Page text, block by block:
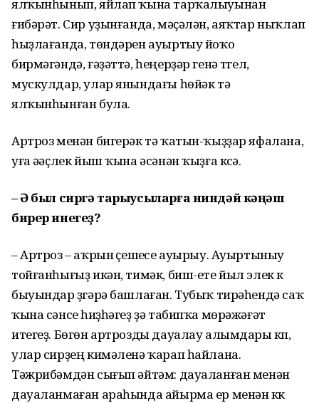
ялҡынһынып, яйлап ҡына тарҡалыуынан
ғибәрәт. Сир уҙынғанда, мәҫәлән, аяҡтар ныҡлап
һыҙлағанда, төндәрен ауыртыу йоҡо
бирмәгәндә, ғәҙәттә, һеңерҙәр генә түгел,
мускулдар, улар янындағы һөйәк тә
ялҡынһынған була.
Артроз менән бигерәк тә ҡатын-ҡыҙҙар яфалана,
уға әүәҫлек йыш ҡына әсәнән ҡыҙға күсә.
– Ә был сиргә тарыусыларға ниндәй кәңәш
бирер инегеҙ?
– Артроз – аҡрын үҫешеүсе ауырыу. Ауыртыныу
тойғанһығыҙ икән, тимәк, биш-ете йыл элек үк
быуындар үҙгәрә башлаған. Тубыҡ тирәһендә саҡ
ҡына сәнсеү һиҙһәгеҙ ҙә табипҡа мөрәжәғәт
итегеҙ. Бөгөн артрозды дауалау алымдары күп,
улар сирҙең кимәленә ҡарап һайлана.
Тәжрибәмдән сығып әйтәм: дауаланған менән
дауаланмаған араһында айырма ер менән күк